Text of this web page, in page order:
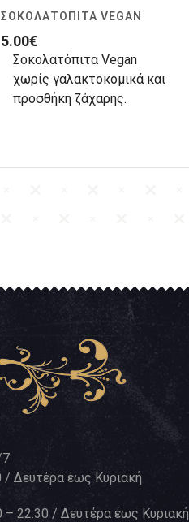
ΣΟΚΟΛΑΤΌΠΙΤΑ VEGAN
5.00€
Σοκολατόπιτα Vegan
χωρίς γαλακτοκομικά και
προσθήκη ζάχαρης.
/ Δευτέρα έως Κυριακή
– 22:30 / Δευτέρα έως Κυριακή